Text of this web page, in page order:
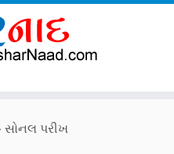
સોનલ પરીખ